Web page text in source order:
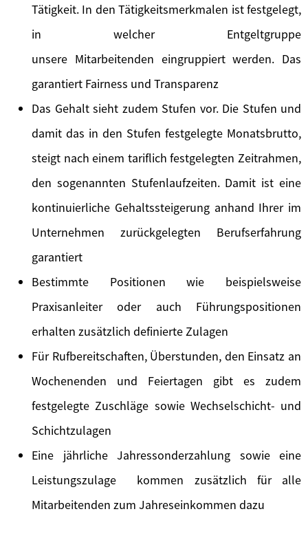
Tätigkeit. In den Tätigkeitsmerkmalen ist festgelegt,
in welcher Entgeltgruppe
unsere Mitarbeitenden eingruppiert werden. Das
garantiert Fairness und Transparenz
Das Gehalt sieht zudem Stufen vor. Die Stufen und
damit das in den Stufen festgelegte Monatsbrutto,
steigt nach einem tariflich festgelegten Zeitrahmen,
den sogenannten Stufenlaufzeiten. Damit ist eine
kontinuierliche Gehaltssteigerung anhand Ihrer im
Unternehmen zurückgelegten Berufserfahrung
garantiert
Bestimmte Positionen wie beispielsweise
Praxisanleiter oder auch Führungspositionen
erhalten zusätzlich definierte Zulagen
Für Rufbereitschaften, Überstunden, den Einsatz an
Wochenenden und Feiertagen gibt es zudem
festgelegte Zuschläge sowie Wechselschicht- und
Schichtzulagen
Eine jährliche Jahressonderzahlung sowie eine
Leistungszulage kommen zusätzlich für alle
Mitarbeitenden zum Jahreseinkommen dazu